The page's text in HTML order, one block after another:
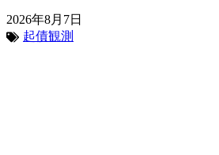
2026年8月7日
起債観測